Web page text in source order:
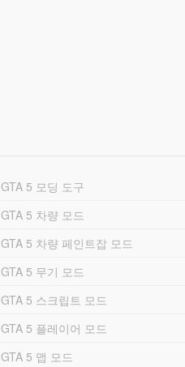
GTA 5 모딩 도구
GTA 5 차량 모드
GTA 5 차량 페인트잡 모드
GTA 5 무기 모드
GTA 5 스크립트 모드
GTA 5 플레이어 모드
GTA 5 맵 모드